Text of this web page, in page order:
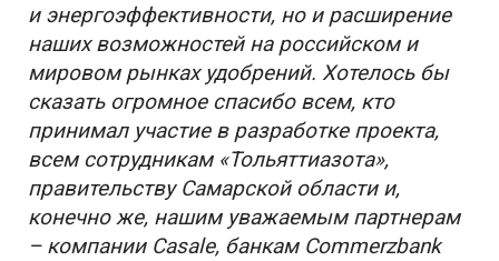
и энергоэффективности, но и расширение
наших возможностей на российском и
мировом рынках удобрений. Хотелось бы
сказать огромное спасибо всем, кто
принимал участие в разработке проекта,
всем сотрудникам «Тольяттиазота»,
правительству Самарской области и,
конечно же, нашим уважаемым партнерам
– компании Casale, банкам Commerzbank